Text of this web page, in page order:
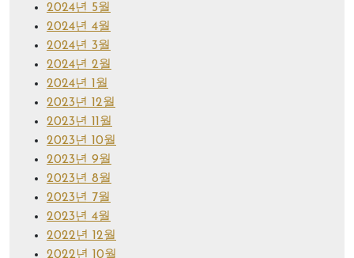
2024년 5월
2024년 4월
2024년 3월
2024년 2월
2024년 1월
2023년 12월
2023년 11월
2023년 10월
2023년 9월
2023년 8월
2023년 7월
2023년 4월
2022년 12월
2022년 10월